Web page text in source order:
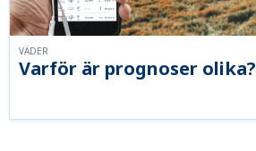
Varför är prognoser olika?
VÄDER